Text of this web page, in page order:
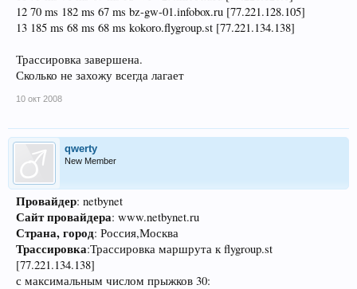
12 70 ms 182 ms 67 ms bz-gw-01.infobox.ru [77.221.128.105]
13 185 ms 68 ms 68 ms kokoro.flygroup.st [77.221.134.138]
Трассировка завершена.
Сколько не захожу всегда лагает
10 окт 2008
qwerty
New Member
Провайдер: netbynet
Сайт провайдера: www.netbynet.ru
Страна, город: Россия,Москва
Трассировка:Трассировка маршрута к flygroup.st
[77.221.134.138]
с максимальным числом прыжков 30: